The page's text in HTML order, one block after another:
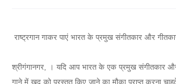
राष्ट्रगान गाकर पाएं भारत के प्रमुख संगीतकार और
श्रीगंगानगर, । यदि आप भारत के एक प्रमुख संगीतकार
गाने में खुद को प्रस्तुत किए जाने का मौका प्राप्त करना